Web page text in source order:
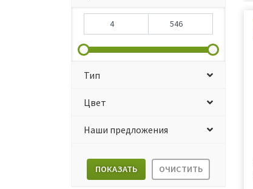
Тип
Цвет
Наши предложения
ПОКАЗАТЬ ОЧИСТИТЬ